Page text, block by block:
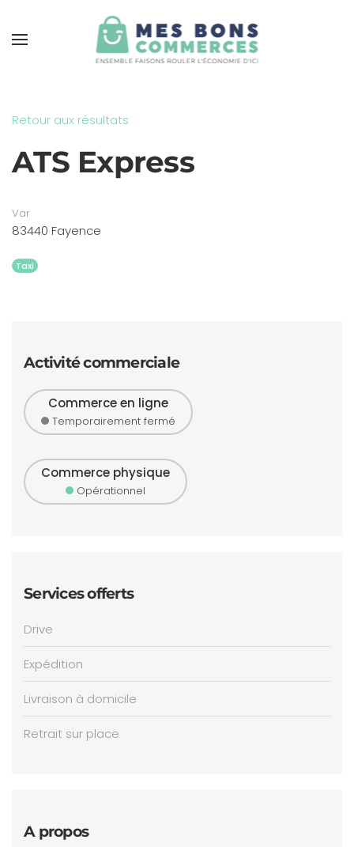
Skip to main content
Retour aux résultats
ATS Express
Var
83440 Fayence
Taxi
Activité commerciale
Commerce en ligne
Temporairement fermé
Commerce physique
Opérationnel
Services offerts
Drive
Expédition
Livraison à domicile
Retrait sur place
A propos